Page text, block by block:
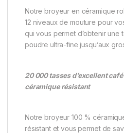
Notre broyeur en céramique
12 niveaux de mouture pour
qui vous permet d’obtenir une
poudre ultra-fine jusqu’aux
20 000 tasses d’excellent
céramique résistant
Notre broyeur 100 %
résistant et vous permet de